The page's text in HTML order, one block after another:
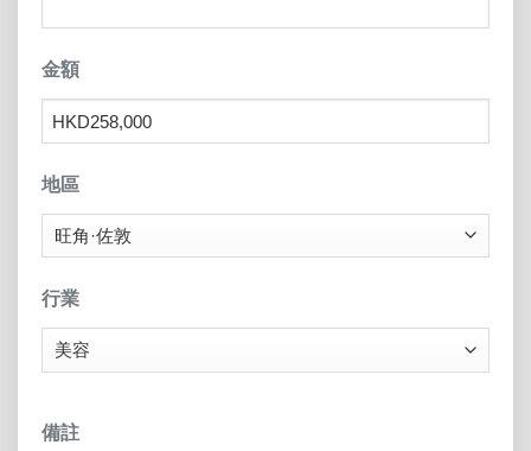
金額
地區
行業
備註